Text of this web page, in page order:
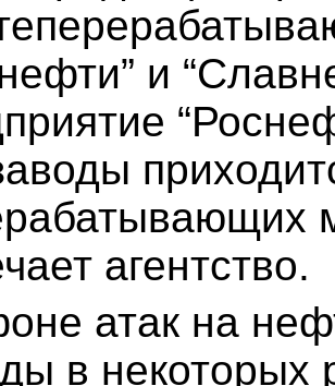
и
агентство.
атак на
в некоторых